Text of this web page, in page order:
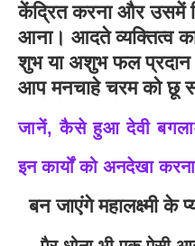
केंद्रित करना और उसमें
आना। आदते व्यक्तित्व
शुभ या अशुभ फल
आप मनचाहे चरम को छू
जानें, कैसे हुआ देवी
इन कार्यों को अनदेखा
बन जाएंगे महालक्ष्मी के